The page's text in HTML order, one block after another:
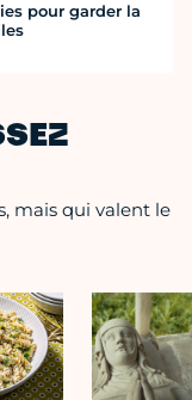
pour garder la
mais qui valent le